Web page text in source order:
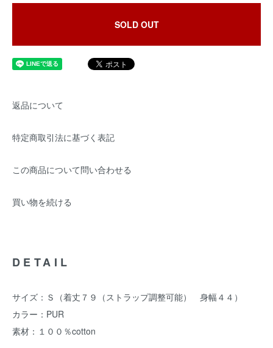
SOLD OUT
返品について
特定商取引法に基づく表記
この商品について問い合わせる
買い物を続ける
DETAIL
サイズ：Ｓ（着丈７９（ストラップ調整可能） 身幅４４）
カラー：PUR
素材：１００％cotton